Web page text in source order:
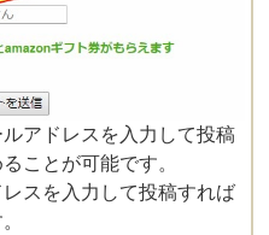
アドレスを入力して投稿
ことが可能です。
スを入力して投稿すれば